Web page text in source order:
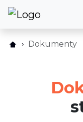
Dokumenty na
Dokumenty